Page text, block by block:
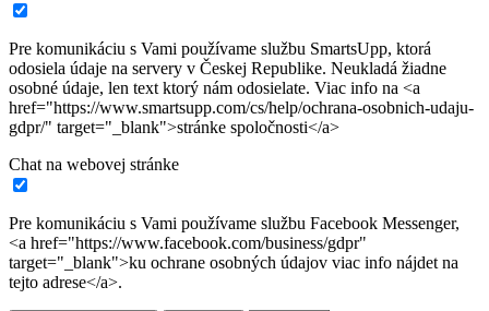
Pre komunikáciu s Vami používame službu SmartsUpp, ktorá
odosiela údaje na servery v Českej Republike. Neukladá žiadne
osobné údaje, len text ktorý nám odosielate. Viac info na <a
href="https://www.smartsupp.com/cs/help/ochrana-osobnich-udaju-
gdpr/" target="_blank">stránke spoločnosti</a>
Chat na webovej stránke
Pre komunikáciu s Vami používame službu Facebook Messenger,
<a href="https://www.facebook.com/business/gdpr"
target="_blank">ku ochrane osobných údajov viac info nájdet na
tejto adrese</a>.